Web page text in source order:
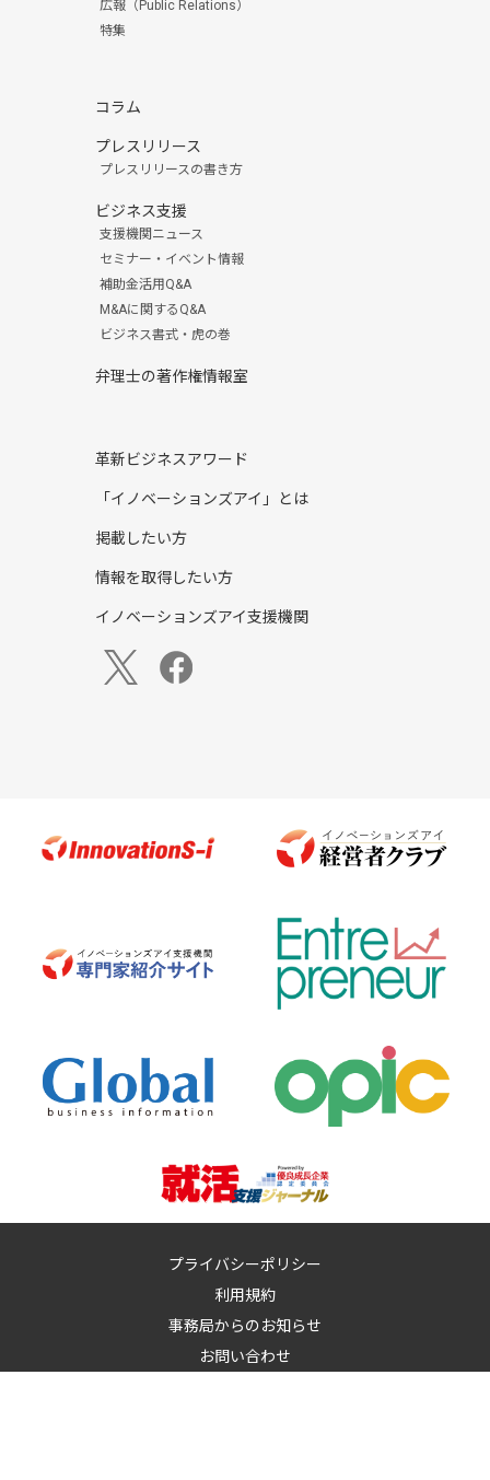
広報（Public Relations）
特集
コラム
プレスリリース
プレスリリースの書き方
ビジネス支援
支援機関ニュース
セミナー・イベント情報
補助金活用Q&A
M&Aに関するQ&A
ビジネス書式・虎の巻
弁理士の著作権情報室
革新ビジネスアワード
「イノベーションズアイ」とは
掲載したい方
情報を取得したい方
イノベーションズアイ支援機関
プライバシーポリシー
利用規約
事務局からのお知らせ
お問い合わせ